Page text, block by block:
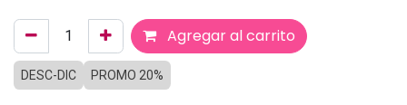
Agregar al carrito
DESC-DIC PROMO 20%